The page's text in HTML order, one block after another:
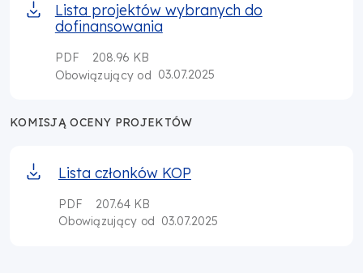
Lista projektów wybranych do
dofinansowania
PDF
208.96 KB
Obowiązujący od 03.07.2025
KOMISJĄ OCENY PROJEKTÓW
Lista członków KOP
PDF
207.64 KB
Obowiązujący od 03.07.2025